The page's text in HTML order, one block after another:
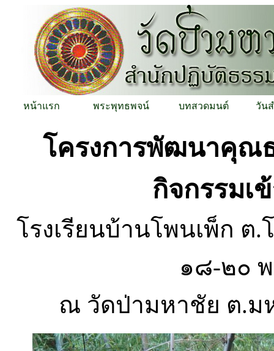
หน้าแรก พระพุทธพจน์ บทสวดมนต์ วัน
โครงการพัฒนาคุณ
กิจกรรมเ
โรงเรียนบ้านโพนเพ็ก
๑๘-๒๐
ณ วัดป่ามหาชัย ต.ม